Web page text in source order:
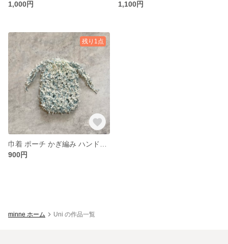
1,000円 1,100円
残り1点
900円
minne ホーム Uni の作品一覧